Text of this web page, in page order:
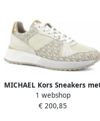
MICHAEL Kors Sneakers
labeldetails model 'JAIME
TRAINER'
1 webshop
€ 200,85